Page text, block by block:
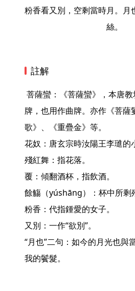
粉香看又別，空剩當時月。月
絲。
註解
牌，也用作曲牌。亦作《菩薩
歌》、《重疊金》等。
花奴：唐玄宗時汝陽王李璡的
殘紅舞：指花落。
覆：傾翻酒杯，指飲酒。
餘觴（yúshāng）：杯中所剩
粉香：代指鍾愛的女子。
又別：一作“欲別”。
“月也”二句：如今的月光也與
我的鬢髮。